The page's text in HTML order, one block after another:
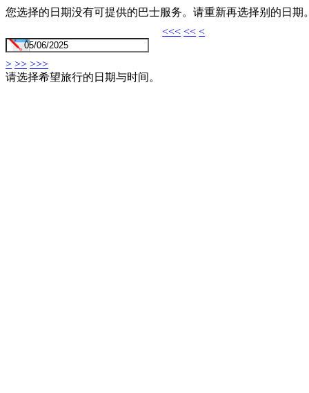
您选择的日期没有可提供的巴士服务。请重新再选择别的日期
<<< << <
> >> >>>
请选择希望旅行的日期与时间。